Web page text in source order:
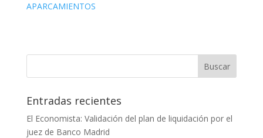
APARCAMIENTOS
Entradas recientes
El Economista: Validación del plan de liquidación por el
juez de Banco Madrid